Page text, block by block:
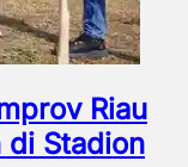
Riau
di Stadion